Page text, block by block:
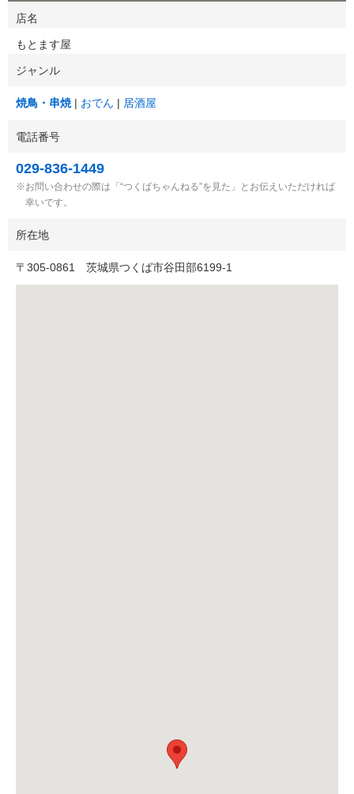
店名
もとます屋
ジャンル
焼鳥・串焼 おでん 居酒屋
電話番号
029-836-1449
お問い合わせの際は「“つくばちゃんねる”を見た」とお伝えいただければ
幸いです。
所在地
〒 305-0861 茨城県つくば市谷田部6199-1